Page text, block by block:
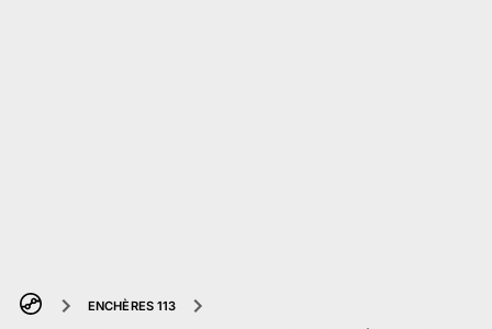
ENCHÈRES 113